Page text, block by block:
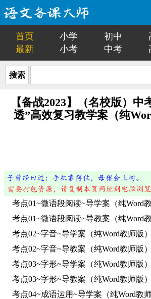
首页 小学 初中
最新
小考 中考
搜索
【备战2023】（名校版）中
透”高效复习教学案（纯
考点01~微语段阅读~导学案（纯Word教
考点01~微语段阅读~导教案（纯Word教
考点02~字音~导学案（纯Word教师版）
考点02~字音~导教案（纯Word教师版）
考点03~字形~导学案（纯Word教师版）
考点03~字形~导教案（纯Word教师版）
考点04~成语运用~导学案（纯Word教师